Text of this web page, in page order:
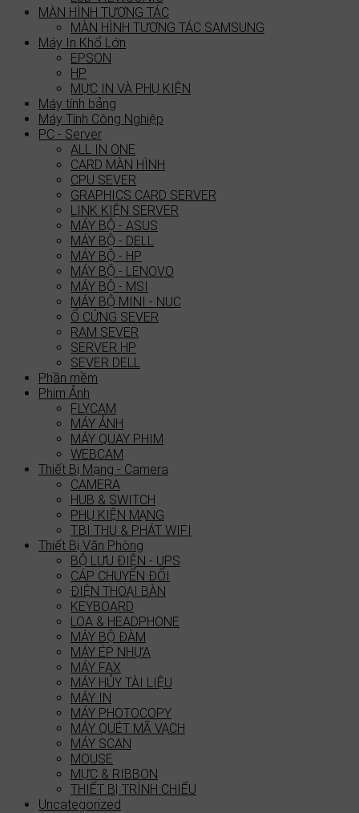
MÀN HÌNH TƯƠNG TÁC
MÀN HÌNH TƯƠNG TÁC SAMSUNG
Máy In Khổ Lớn
EPSON
HP
MỰC IN VÀ PHỤ KIỆN
Máy tính bảng
Máy Tính Công Nghiệp
PC - Server
ALL IN ONE
CARD MÀN HÌNH
CPU SEVER
GRAPHICS CARD SERVER
LINK KIỆN SERVER
MÁY BỘ - ASUS
MÁY BỘ - DELL
MÁY BỘ - HP
MÁY BỘ - LENOVO
MÁY BỘ - MSI
MÁY BỘ MINI - NUC
Ổ CỨNG SEVER
RAM SEVER
SERVER HP
SEVER DELL
Phần mềm
Phim Ảnh
FLYCAM
MÁY ẢNH
MÁY QUAY PHIM
WEBCAM
Thiết Bị Mạng - Camera
CAMERA
HUB & SWITCH
PHỤ KIỆN MẠNG
T.BI THU & PHÁT WIFI
Thiết Bị Văn Phòng
BỘ LƯU ĐIỆN - UPS
CÁP CHUYỂN ĐỔI
ĐIỆN THOẠI BÀN
KEYBOARD
LOA & HEADPHONE
MÁY BỘ ĐÀM
MÁY ÉP NHỰA
MÁY FAX
MÁY HỦY TÀI LIỆU
MÁY IN
MÁY PHOTOCOPY
MÁY QUÉT MÃ VẠCH
MÁY SCAN
MOUSE
MỰC & RIBBON
THIẾT BỊ TRÌNH CHIẾU
Uncategorized